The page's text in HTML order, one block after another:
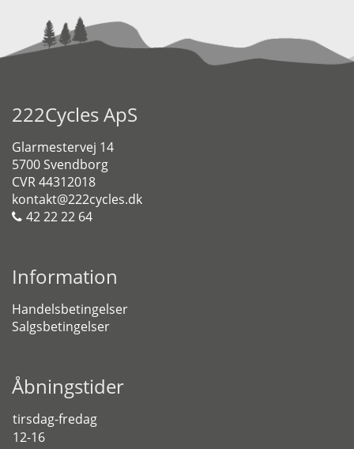
222Cycles ApS
Glarmestervej 14
5700 Svendborg
CVR 44312018
kontakt@222cycles.dk
42 22 22 64
Information
Handelsbetingelser
Salgsbetingelser
Åbningstider
tirsdag-fredag
12-16